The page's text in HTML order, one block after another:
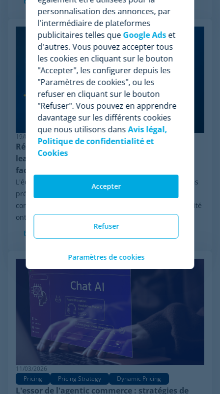
19/06/2026
Résilience en pricing : pourquoi Minderest est
leader dans le monitoring de la concurrence
face aux systèmes anti-bot
L'écosystème du e-commerce évolue à une vitesse sans
précédent. Ces dernières semaines, les mutations
constantes et le renforcement global de la cybersécurité
ont provoqué des pannes massives de...
En savoir plus
11/03/2026
Pricing
Pricing Strategy Dynamic Pricing
L'essor de l'agentic commerce : stratégies de
personnalisation des annonces, par
l'intermédiaire de plateformes
publicitaires telles que Google Adset
d'autres. Vous pouvez accepter tous
les cookies en cliquant sur le bouton
"Accepter", les configurer depuis les
"Paramètres de cookies", ou les
refuser en cliquant sur le bouton
"Refuser". Vous pouvez en apprendre
davantage sur les différents cookies
que nous utilisons dansAvis légal,
Politique de confidentialité et
Cookies
Refuser
Accepter
Paramètres de cookies